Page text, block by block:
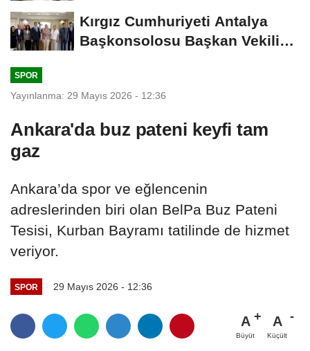
Kırgız Cumhuriyeti Antalya
Başkonsolosu Başkan Vekili
SPOR
Yayınlanma: 29 Mayıs 2026 - 12:36
Ankara'da buz pateni keyfi tam
gaz
Ankara’da spor ve eğlencenin
adreslerinden biri olan BelPa Buz Pateni
Tesisi, Kurban Bayramı tatilinde de hizmet
veriyor.
SPOR 29 Mayıs 2026 - 12:36
A
Büyüt
A
Küçült